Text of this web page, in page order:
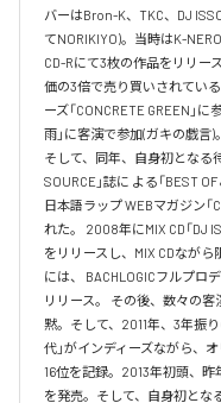
バーはBron-K、TKC、DJ
てNORIKIYO)。当時はK-
CD-Rにて3枚の作品をリリー
価の3倍で売り買いされてい
ーズ「CONCRETE GREEN」
雨」に客演で参加(ガキの戯言)
そして、同年、自身初となる
SOURCE」誌に よる「BEST
日本語ラップ WEBマガジン「
れた。 2008年にMIX CD「DJ
をリリースし、MIX CDなが
には、 BACHLOGICフルプロ
リリース。 その後、数々の
黙。そして、2011年、3年振
代」がインディーズながら、
16位を記録。2013年初頭、昨
を発売。そして、自身初とな